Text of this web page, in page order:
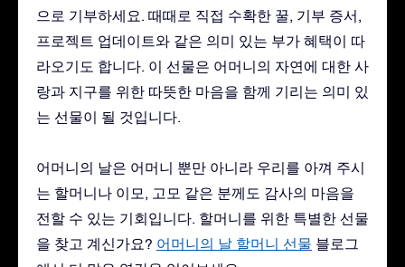
으로 기부하세요. 때때로 직접 수확한 꿀, 기부 증서,
프로젝트 업데이트와 같은 의미 있는 부가 혜택이 따
라오기도 합니다. 이 선물은 어머니의 자연에 대한 사
랑과 지구를 위한 따뜻한 마음을 함께 기리는 의미 있
는 선물이 될 것입니다.
어머니의 날은 어머니 뿐만 아니라 우리를 아껴 주시
는 할머니나 이모, 고모 같은 분께도 감사의 마음을
전할 수 있는 기회입니다. 할머니를 위한 특별한 선물
을 찾고 계신가요? 어머니의 날 할머니 선물 블로그